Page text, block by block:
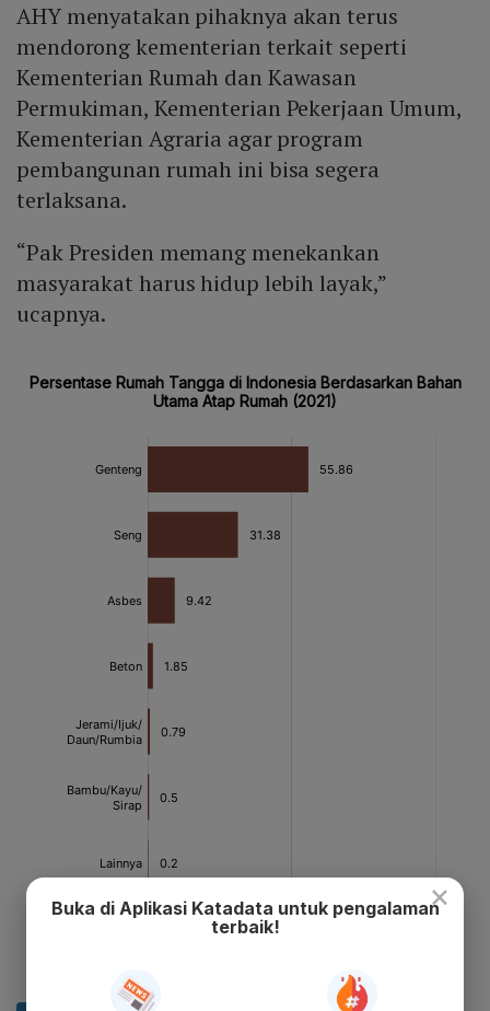
AHY menyatakan pihaknya akan terus
mendorong kementerian terkait seperti
Kementerian Rumah dan Kawasan
Permukiman, Kementerian Pekerjaan Umum,
Kementerian Agraria agar program
pembangunan rumah ini bisa segera
terlaksana.
“Pak Presiden memang menekankan
masyarakat harus hidup lebih layak,”
ucapnya.
×
Buka di Aplikasi Katadata untuk pengalaman
terbaik!